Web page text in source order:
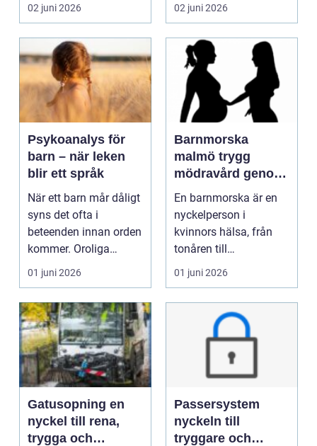
De...
02 juni 2026 02 juni 2026
Psykoanalys för
barn – när leken
blir ett språk
När ett barn mår dåligt
syns det ofta i
beteenden innan orden
kommer. Oroliga
kv&au...
01 juni 2026
Barnmorska
malmö trygg
mödravård genom
hela livet
En barnmorska är en
nyckelperson i
kvinnors hälsa, från
tonåren till
övergångsåldern. I en
stad som ...
01 juni 2026
Gatusopning en
nyckel till rena,
trygga och
Passersystem
nyckeln till
tryggare och